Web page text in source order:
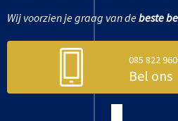
Wij voorzien je graag van debeste
085 822
Bel ons